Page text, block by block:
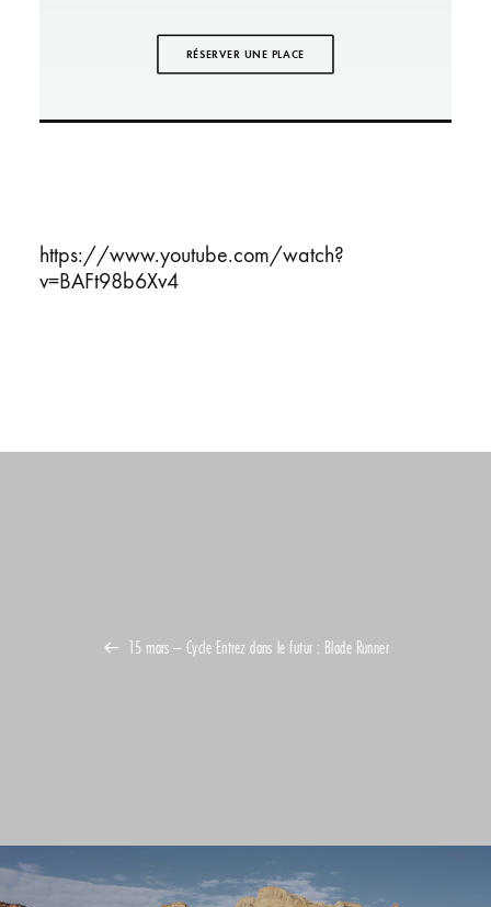
RÉSERVER UNE PLACE
https://www.youtube.com/watch?
v=BAFt98b6Xv4
15 mars – Cycle Entrez dans le futur : Blade Runner